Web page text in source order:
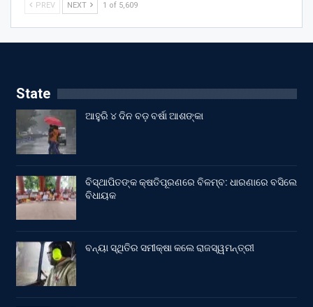
PREV NEXT 1 of 5,609
State
ଆହୁରି ୪ ଦିନ ବଡ଼ ବର୍ଷା ଆଶଙ୍କା
ବିସ୍ଥାପିତଙ୍କ କ୍ଷତିପୂରଣରେ ବିଳମ୍ବ: ଧାରଣାରେ ବସିଲେ
ବିଧାୟକ
ବନ୍ୟା ସ୍ଥିତିର ସମୀକ୍ଷା କଲେ ରାଜସ୍ୱମନ୍ତ୍ରୀ